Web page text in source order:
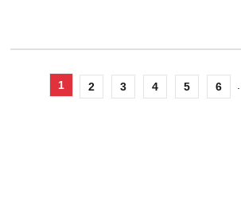
1 2 3 4 5 6